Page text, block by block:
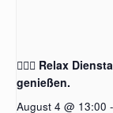
🧖‍♂️✨ Relax
genießen.
August 4 @ 13:00 -